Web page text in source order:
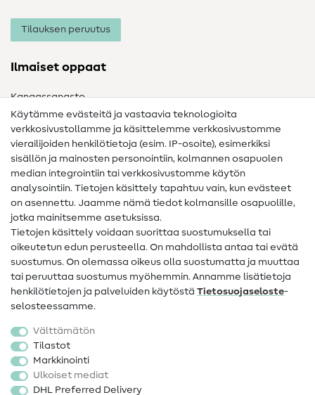
Tilauksen peruutus
Ilmaiset oppaat
Kangassanasto
Ompelusanasto
Ompeluohjeet
Apua ja yhteystiedot
Yhteystiedot
Tietoa omistajanvaihdoksesta
Peruutusoikeus
Suosittu
Kankaat
Ompelutarvikkeet
Ale
Käytämme evästeitä ja vastaavia teknologioita
verkkosivustollamme ja käsittelemme verkkosivustomme
vierailijoiden henkilötietoja (esim. IP-osoite), esimerkiksi
sisällön ja mainosten personointiin, kolmannen osapuolen
median integrointiin tai verkkosivustomme käytön
analysointiin. Tietojen käsittely tapahtuu vain, kun evästeet
on asennettu. Jaamme nämä tiedot kolmansille osapuolille,
jotka mainitsemme asetuksissa.
Tietojen käsittely voidaan suorittaa suostumuksella tai
oikeutetun edun perusteella. On mahdollista antaa tai evätä
suostumus. On olemassa oikeus olla suostumatta ja muuttaa
tai peruuttaa suostumus myöhemmin. Annamme lisätietoja
henkilötietojen ja palveluiden käytöstä Tietosuojaseloste-
selosteessamme.
Välttämätön
Tilastot
Markkinointi
Ulkoiset mediat
DHL Preferred Delivery